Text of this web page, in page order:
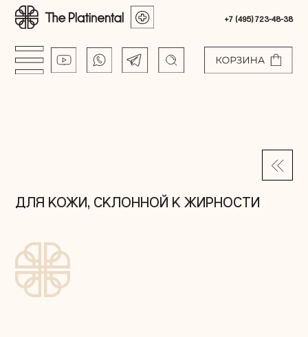
+7 (495) 723-48-38
ДЛЯ КОЖИ, СКЛОННОЙ К ЖИРНОСТИ